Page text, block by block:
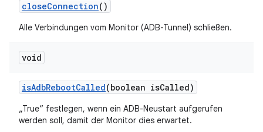
closeConnection()
Alle Verbindungen vom Monitor (ADB-Tunnel) schließen.
void
isAdbRebootCalled(boolean isCalled)
„True“ festlegen, wenn ein ADB-Neustart aufgerufen
werden soll, damit der Monitor dies erwartet.